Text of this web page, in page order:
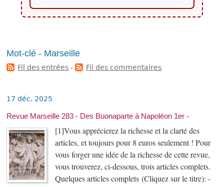
Mot-clé - Marseille
Fil des entrées - Fil des commentaires
17 déc. 2025
Revue Marseille 283 - Des Buonaparte à Napoléon 1er -
[1]Vous apprécierez la richesse et la clarté des
articles, et toujours pour 8 euros seulement ! Pour
vous forger une idée de la richesse de cette revue,
vous trouverez, ci-dessous, trois articles complets.
Quelques articles complets (Cliquez sur le titre): -